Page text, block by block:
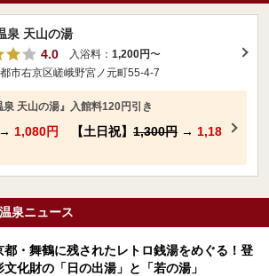
泉 天山の湯
4.0
入浴料： 1,200円〜
市右京区嵯峨野宮ノ元町55-4-7
泉 天山の湯』入館料120円引き
→ 1,080円 【土日祝】 1,300円 → 1,18
泉ニュース
都・舞鶴に残されたレトロ銭湯をめぐる！登
文化財の「日の出湯」と「若の湯」